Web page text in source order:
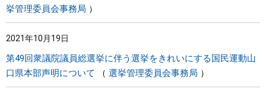
挙管理委員会事務局
2021年10月19日
第49回衆議院議員総選挙に伴う選挙をきれいにする国民運動山
口県本部声明について
選挙管理委員会事務局